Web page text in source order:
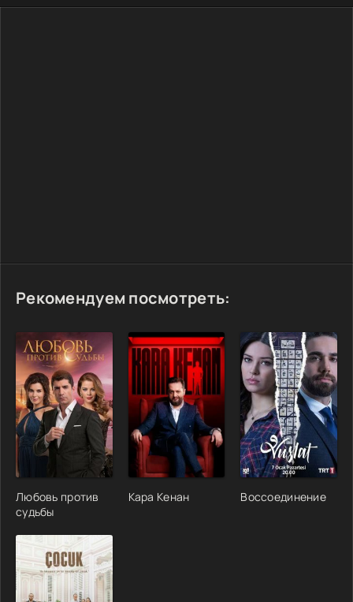
Рекомендуем посмотреть:
Любовь против
судьбы
Кара Кенан Воссоединение